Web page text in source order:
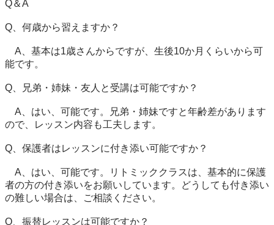
Q＆A
Q、何歳から習えますか？
A、基本は1歳さんからですが、生後10か月くらいから可
能です。
Q、兄弟・姉妹・友人と受講は可能ですか？
A、はい、可能です。兄弟・姉妹ですと年齢差があります
ので、レッスン内容も工夫します。
Q、保護者はレッスンに付き添い可能ですか？
A、はい、可能です。リトミッククラスは、基本的に保護
者の方の付き添いをお願いしています。どうしても付き添い
の難しい場合は、ご相談ください。
Q、振替レッスンは可能ですか？